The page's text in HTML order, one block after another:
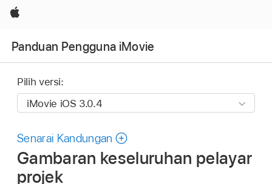
Apple
Panduan Pengguna iMovie
Pilih versi:
Senarai Kandungan
Gambaran keseluruhan pelayar
projek